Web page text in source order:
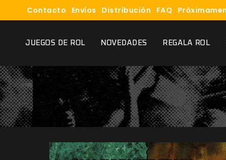
Contacto Envíos Distribución FAQ
JUEGOS DE ROL NOVEDADES REGALA ROL